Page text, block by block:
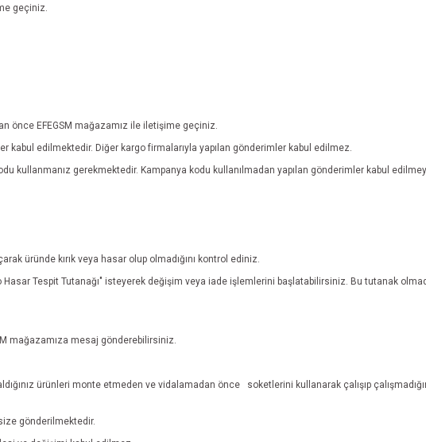
geçiniz.
önce EFEGSM mağazamız ile iletişime geçiniz.
kabul edilmektedir. Diğer kargo firmalarıyla yapılan gönderimler kabul edilmez.
kullanmanız gerekmektedir. Kampanya kodu kullanılmadan yapılan gönderimler kabul
üründe kırık veya hasar olup olmadığını kontrol ediniz.
Hasar Tespit Tutanağı" isteyerek değişim veya iade işlemlerini başlatabilirsiniz. Bu tutanak
mağazamıza mesaj gönderebilirsiniz.
ürünleri monte etmeden ve vidalamadan önce
soketlerini kullanarak çalışıp
gönderilmektedir.